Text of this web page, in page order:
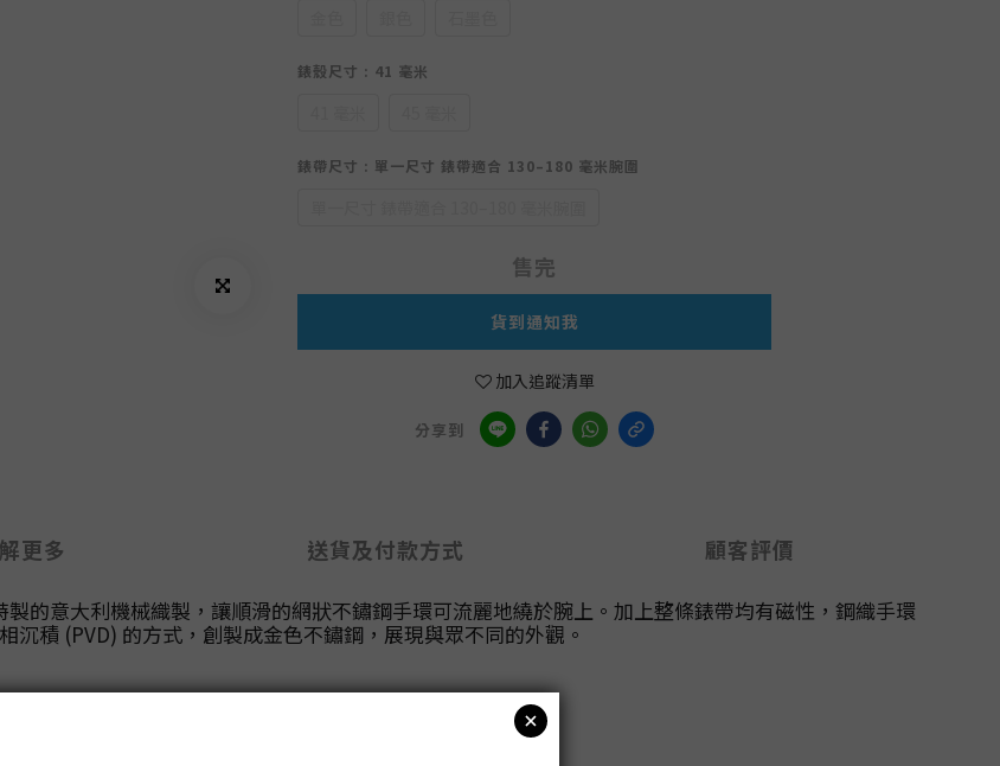
錶殼尺寸 : 41 毫米
錶帶尺寸 : 單一尺寸 錶帶適合 130–180 毫米腕圍
售完
貨到通知我
加入追蹤清單
分享到
更多 送貨及付款方式 顧客評價
的意大利機械織製，讓順滑的網狀不鏽鋼手環可流麗地繞於腕上。加上整條錶帶均有磁性，鋼織手環
積 (PVD) 的方式，創製成金色不鏽鋼，展現與眾不同的外觀。